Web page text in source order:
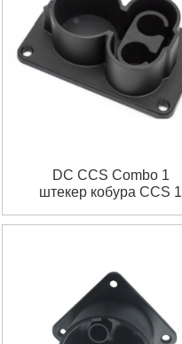
DC CCS Combo 1
штекер кобура CCS 1